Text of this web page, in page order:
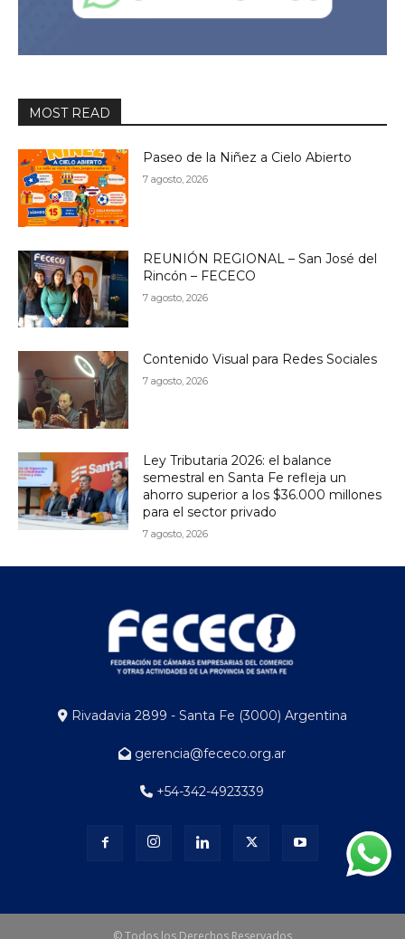
MOST READ
Paseo de la Niñez a Cielo Abierto
7 agosto, 2026
REUNIÓN REGIONAL – San José del
Rincón – FECECO
7 agosto, 2026
Contenido Visual para Redes Sociales
7 agosto, 2026
Ley Tributaria 2026: el balance
semestral en Santa Fe refleja un
ahorro superior a los $36.000 millones
para el sector privado
7 agosto, 2026
Rivadavia 2899 - Santa Fe (3000) Argentina
gerencia@fececo.org.ar
+54-342-4923339